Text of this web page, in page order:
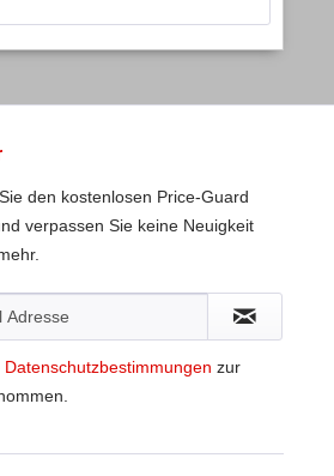
den kostenlosen Price-Guard
verpassen Sie keine Neuigkeit
Datenschutzbestimmungen zur